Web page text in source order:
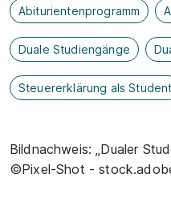
Abiturientenprogramm
Duale Studiengänge
Steuererklärung als Student
Bildnachweis: „Dualer
©Pixel-Shot -